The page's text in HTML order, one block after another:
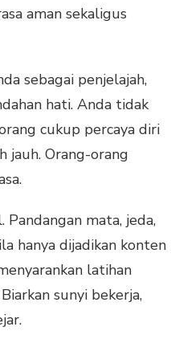
aman sekaligus
sebagai penjelajah,
hati. Anda tidak
cukup percaya diri
jauh. Orang-orang
mata, jeda,
hanya dijadikan konten
latihan
sunyi bekerja,